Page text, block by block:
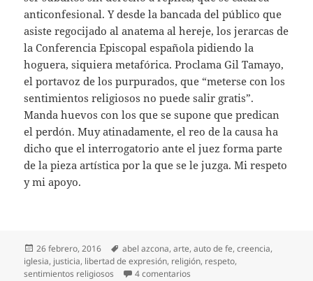
anticonfesional. Y desde la bancada del público que
asiste regocijado al anatema al hereje, los jerarcas de
la Conferencia Episcopal española pidiendo la
hoguera, siquiera metafórica. Proclama Gil Tamayo,
el portavoz de los purpurados, que “meterse con los
sentimientos religiosos no puede salir gratis”.
Manda huevos con los que se supone que predican
el perdón. Muy atinadamente, el reo de la causa ha
dicho que el interrogatorio ante el juez forma parte
de la pieza artística por la que se le juzga. Mi respeto
y mi apoyo.
Publicado
el
26 febrero, 2016 Etiquetas
abel azcona,arte,auto de fe,creencia,
iglesia, justicia, libertad de expresión, religión, respeto,
sentimientos religiosos
4 comentarios